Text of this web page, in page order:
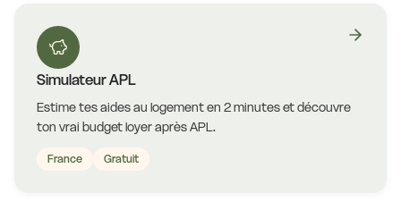
Simulateur APL
Estime tes aides au logement en 2 minutes et découvre
ton vrai budget loyer après APL.
France Gratuit